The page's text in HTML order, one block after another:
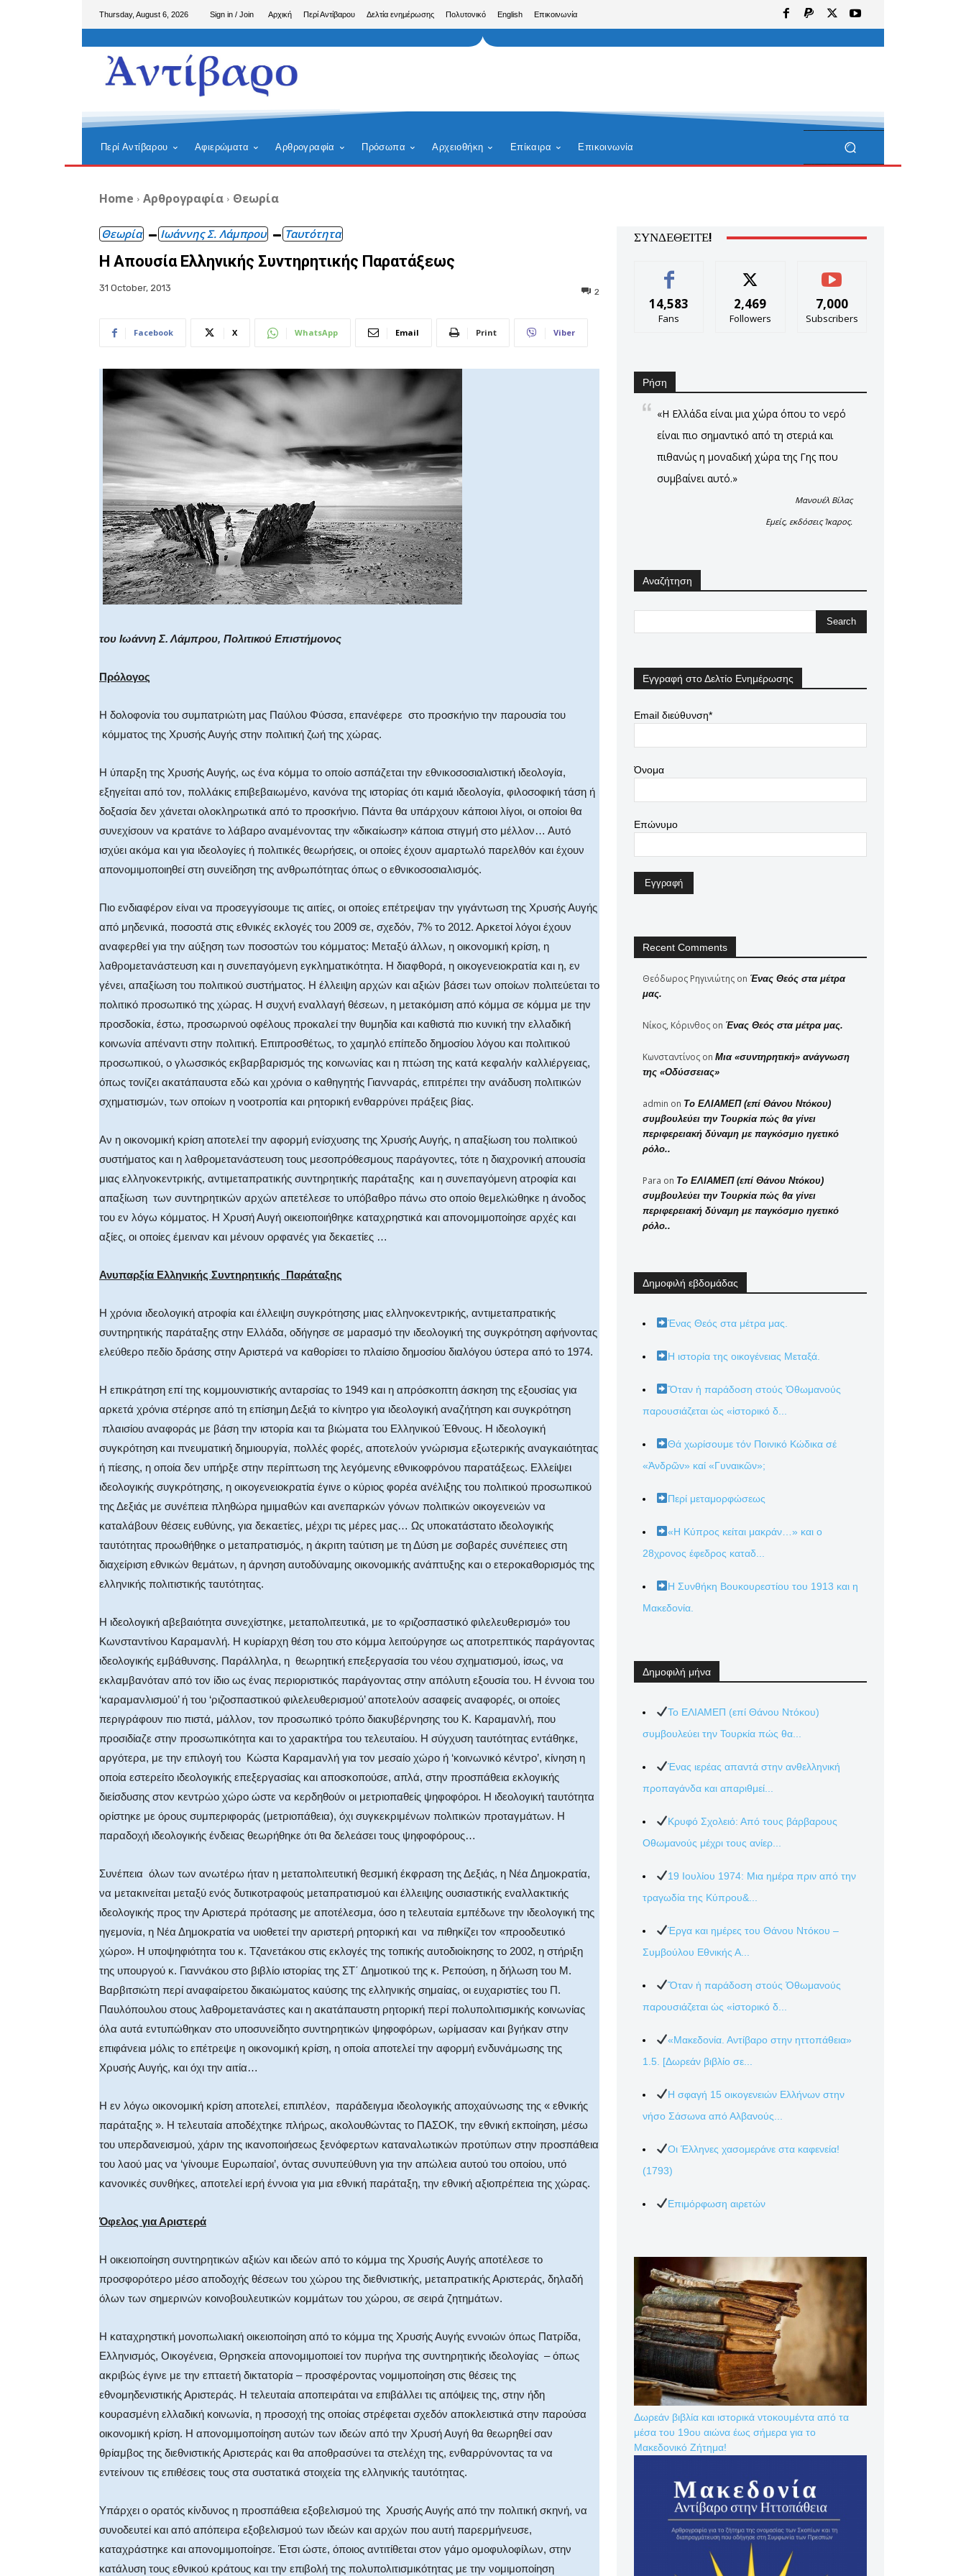
Thursday, August 6, 2026 Sign in / Join Αρχική Περί Αντίβαρου Δελτία ενημέρωσης Πολυτονικό English Επικοινωνία
Περί Αντίβαρου Αφιερώματα Αρθρογραφία Πρόσωπα Αρχειοθήκη Επίκαιρα Επικοινωνία
Home Αρθρογραφία Θεωρία
Θεωρία Ιωάννης Σ. Λάμπρου Ταυτότητα
Η Απουσία Ελληνικής Συντηρητικής Παρατάξεως
31 October, 2013 2
Facebook X WhatsApp Email Print Viber
του Ιωάννη Σ. Λάμπρου, Πολιτικού Επιστήμονος
Πρόλογος
Η δολοφονία του συμπατριώτη μας Παύλου Φύσσα, επανέφερε στο προσκήνιο την παρουσία του
κόμματος της Χρυσής Αυγής στην πολιτική ζωή της χώρας.
Η ύπαρξη της Χρυσής Αυγής, ως ένα κόμμα το οποίο ασπάζεται την εθνικοσοσιαλιστική ιδεολογία,
εξηγείται από τον, πολλάκις επιβεβαιωμένο, κανόνα της ιστορίας ότι καμιά ιδεολογία, φιλοσοφική τάση ή
δοξασία δεν χάνεται ολοκληρωτικά από το προσκήνιο. Πάντα θα υπάρχουν κάποιοι λίγοι, οι οποίοι θα
συνεχίσουν να κρατάνε το λάβαρο αναμένοντας την «δικαίωση» κάποια στιγμή στο μέλλον… Αυτό
ισχύει ακόμα και για ιδεολογίες ή πολιτικές θεωρήσεις, οι οποίες έχουν αμαρτωλό παρελθόν και έχουν
απονομιμοποιηθεί στη συνείδηση της ανθρωπότητας όπως ο εθνικοσοσιαλισμός.
Πιο ενδιαφέρον είναι να προσεγγίσουμε τις αιτίες, οι οποίες επέτρεψαν την γιγάντωση της Χρυσής Αυγής
από μηδενικά, ποσοστά στις εθνικές εκλογές του 2009 σε, σχεδόν, 7% το 2012. Αρκετοί λόγοι έχουν
αναφερθεί για την αύξηση των ποσοστών του κόμματος: Μεταξύ άλλων, η οικονομική κρίση, η
λαθρομετανάστευση και η συνεπαγόμενη εγκληματικότητα. Η διαφθορά, η οικογενειοκρατία και η, εν
γένει, απαξίωση του πολιτικού συστήματος. Η έλλειψη αρχών και αξιών βάσει των οποίων πολιτεύεται το
πολιτικό προσωπικό της χώρας. Η συχνή εναλλαγή θέσεων, η μετακόμιση από κόμμα σε κόμμα με την
προσδοκία, έστω, προσωρινού οφέλους προκαλεί την θυμηδία και καθιστά πιο κυνική την ελλαδική
κοινωνία απέναντι στην πολιτική. Επιπροσθέτως, το χαμηλό επίπεδο δημοσίου λόγου και πολιτικού
προσωπικού, ο γλωσσικός εκβαρβαρισμός της κοινωνίας και η πτώση της κατά κεφαλήν καλλιέργειας,
όπως τονίζει ακατάπαυστα εδώ και χρόνια ο καθηγητής Γιανναράς, επιτρέπει την ανάδυση πολιτικών
σχηματισμών, των οποίων η νοοτροπία και ρητορική ενθαρρύνει πράξεις βίας.
Αν η οικονομική κρίση αποτελεί την αφορμή ενίσχυσης της Χρυσής Αυγής, η απαξίωση του πολιτικού
συστήματος και η λαθρομετανάστευση τους μεσοπρόθεσμους παράγοντες, τότε η διαχρονική απουσία
μιας ελληνοκεντρικής, αντιμεταπρατικής συντηρητικής παράταξης και η συνεπαγόμενη ατροφία και
απαξίωση των συντηρητικών αρχών απετέλεσε το υπόβαθρο πάνω στο οποίο θεμελιώθηκε η άνοδος
του εν λόγω κόμματος. Η Χρυσή Αυγή οικειοποιήθηκε καταχρηστικά και απονομιμοποίησε αρχές και
αξίες, οι οποίες έμειναν και μένουν ορφανές για δεκαετίες …
Ανυπαρξία Ελληνικής Συντηρητικής Παράταξης
Η χρόνια ιδεολογική ατροφία και έλλειψη συγκρότησης μιας ελληνοκεντρικής, αντιμεταπρατικής
συντηρητικής παράταξης στην Ελλάδα, οδήγησε σε μαρασμό την ιδεολογική της συγκρότηση αφήνοντας
ελεύθερο πεδίο δράσης στην Αριστερά να καθορίσει το πλαίσιο δημοσίου διαλόγου ύστερα από το 1974.
Η επικράτηση επί της κομμουνιστικής ανταρσίας το 1949 και η απρόσκοπτη άσκηση της εξουσίας για
αρκετά χρόνια στέρησε από τη επίσημη Δεξιά το κίνητρο για ιδεολογική αναζήτηση και συγκρότηση
πλαισίου αναφοράς με βάση την ιστορία και τα βιώματα του Ελληνικού Έθνους. Η ιδεολογική
συγκρότηση και πνευματική δημιουργία, πολλές φορές, αποτελούν γνώρισμα εξωτερικής αναγκαιότητας
ή πίεσης, η οποία δεν υπήρξε στην περίπτωση της λεγόμενης εθνικοφρόνου παρατάξεως. Ελλείψει
ιδεολογικής συγκρότησης, η οικογενειοκρατία έγινε ο κύριος φορέα ανέλιξης του πολιτικού προσωπικού
της Δεξιάς με συνέπεια πληθώρα ημιμαθών και ανεπαρκών γόνων πολιτικών οικογενειών να
καταλάβουν θέσεις ευθύνης, για δεκαετίες, μέχρι τις μέρες μας… Ως υποκατάστατο ιδεολογικής
ταυτότητας προωθήθηκε ο μεταπρατισμός, η άκριτη ταύτιση με τη Δύση με σοβαρές συνέπειες στη
διαχείριση εθνικών θεμάτων, η άρνηση αυτοδύναμης οικονομικής ανάπτυξης και ο ετεροκαθορισμός της
ελληνικής πολιτιστικής ταυτότητας.
Η ιδεολογική αβεβαιότητα συνεχίστηκε, μεταπολιτευτικά, με το «ριζοσπαστικό φιλελευθερισμό» του
Κωνσταντίνου Καραμανλή. Η κυρίαρχη θέση του στο κόμμα λειτούργησε ως αποτρεπτικός παράγοντας
ιδεολογικής εμβάθυνσης. Παράλληλα, η θεωρητική επεξεργασία του νέου σχηματισμού, ίσως, να
εκλαμβανόταν από τον ίδιο ως ένας περιοριστικός παράγοντας στην απόλυτη εξουσία του. Η έννοια του
‘καραμανλισμού’ ή του ‘ριζοσπαστικού φιλελευθερισμού’ αποτελούν ασαφείς αναφορές, οι οποίες
περιγράφουν πιο πιστά, μάλλον, τον προσωπικό τρόπο διακυβέρνησης του Κ. Καραμανλή, που
προσιδίαζε στην προσωπικότητα και το χαρακτήρα του τελευταίου. Η σύγχυση ταυτότητας εντάθηκε,
αργότερα, με την επιλογή του Κώστα Καραμανλή για τον μεσαίο χώρο ή ‘κοινωνικό κέντρο’, κίνηση η
οποία εστερείτο ιδεολογικής επεξεργασίας και αποσκοπούσε, απλά, στην προσπάθεια εκλογικής
διείσδυσης στον κεντρώο χώρο ώστε να κερδηθούν οι μετριοπαθείς ψηφοφόροι. Η ιδεολογική ταυτότητα
ορίστηκε με όρους συμπεριφοράς (μετριοπάθεια), όχι συγκεκριμένων πολιτικών προταγμάτων. Η
παραδοχή ιδεολογικής ένδειας θεωρήθηκε ότι θα δελεάσει τους ψηφοφόρους…
Συνέπεια όλων των ανωτέρω ήταν η μεταπολιτευτική θεσμική έκφραση της Δεξιάς, η Νέα Δημοκρατία,
να μετακινείται μεταξύ ενός δυτικοτραφούς μεταπρατισμού και έλλειψης ουσιαστικής εναλλακτικής
ιδεολογικής προς την Αριστερά πρότασης με αποτέλεσμα, όσο η τελευταία εμπέδωνε την ιδεολογική της
ηγεμονία, η Νέα Δημοκρατία να υιοθετεί την αριστερή ρητορική και να πιθηκίζει τον «προοδευτικό
χώρο». Η υποψηφιότητα του κ. Τζανετάκου στις εκλογές της τοπικής αυτοδιοίκησης το 2002, η στήριξη
της υπουργού κ. Γιαννάκου στο βιβλίο ιστορίας της ΣΤ΄ Δημοτικού της κ. Ρεπούση, η δήλωση του Μ.
Βαρβιτσιώτη περί αναφαίρετου δικαιώματος καύσης της ελληνικής σημαίας, οι ευχαριστίες του Π.
Παυλόπουλου στους λαθρομετανάστες και η ακατάπαυστη ρητορική περί πολυπολιτισμικής κοινωνίας
όλα αυτά εντυπώθηκαν στο υποσυνείδητο συντηρητικών ψηφοφόρων, ωρίμασαν και βγήκαν στην
επιφάνεια μόλις το επέτρεψε η οικονομική κρίση, η οποία αποτελεί την αφορμή ενδυνάμωσης της
Χρυσής Αυγής, και όχι την αιτία…
Η εν λόγω οικονομική κρίση αποτελεί, επιπλέον, παράδειγμα ιδεολογικής αποχαύνωσης της « εθνικής
παράταξης ». Η τελευταία αποδέχτηκε πλήρως, ακολουθώντας το ΠΑΣΟΚ, την εθνική εκποίηση, μέσω
του υπερδανεισμού, χάριν της ικανοποιήσεως ξενόφερτων καταναλωτικών προτύπων στην προσπάθεια
του λαού μας να ‘γίνουμε Ευρωπαίοι’, όντας συνυπεύθυνη για την απώλεια αυτού του οποίου, υπό
κανονικές συνθήκες, αποτελεί ιερή έννοια για μια εθνική παράταξη, την εθνική αξιοπρέπεια της χώρας.
Όφελος για Αριστερά
Η οικειοποίηση συντηρητικών αξιών και ιδεών από το κόμμα της Χρυσής Αυγής αποτέλεσε το
προσφορότερο μέσο αποδοχής θέσεων του χώρου της διεθνιστικής, μεταπρατικής Αριστεράς, δηλαδή
όλων των σημερινών κοινοβουλευτικών κομμάτων του χώρου, σε σειρά ζητημάτων.
Η καταχρηστική μονοπωλιακή οικειοποίηση από το κόμμα της Χρυσής Αυγής εννοιών όπως Πατρίδα,
Ελληνισμός, Οικογένεια, Θρησκεία απονομιμοποιεί τον πυρήνα της συντηρητικής ιδεολογίας – όπως
ακριβώς έγινε με την επταετή δικτατορία – προσφέροντας νομιμοποίηση στις θέσεις της
εθνομηδενιστικής Αριστεράς. Η τελευταία αποπειράται να επιβάλλει τις απόψεις της, στην ήδη
κουρασμένη ελλαδική κοινωνία, η προσοχή της οποίας στρέφεται σχεδόν αποκλειστικά στην παρούσα
οικονομική κρίση. Η απονομιμοποίηση αυτών των ιδεών από την Χρυσή Αυγή θα θεωρηθεί σαν
θρίαμβος της διεθνιστικής Αριστεράς και θα αποθρασύνει τα στελέχη της, ενθαρρύνοντας τα να
εντείνουν τις επιθέσεις τους στα συστατικά στοιχεία της ελληνικής ταυτότητας.
Υπάρχει ο ορατός κίνδυνος η προσπάθεια εξοβελισμού της Χρυσής Αυγής από την πολιτική σκηνή, να
συνοδευτεί και από απόπειρα εξοβελισμού των ιδεών και αρχών που αυτή παρερμήνευσε,
καταχράστηκε και απονομιμοποίησε. Έτσι ώστε, όποιος αντιτίθεται στον γάμο ομοφυλοφίλων, στην
κατάλυση τους εθνικού κράτους και την επιβολή της πολυπολιτισμικότητας με την νομιμοποίηση
ΣΥΝΔΕΘΕΊΤΕ!
14,583
Fans
2,469
Followers
7,000
Subscribers
Ρήση
«Η Ελλάδα είναι μια χώρα όπου το νερό
είναι πιο σημαντικό από τη στεριά και
πιθανώς η μοναδική χώρα της Γης που
συμβαίνει αυτό.»
Μανουέλ Βίλας
Εμείς, εκδόσεις Ίκαρος.
Αναζήτηση
Εγγραφή στο Δελτίο Ενημέρωσης
Email διεύθυνση*
Όνομα
Επώνυμο
Recent Comments
Θεόδωρος Ρηγινιώτης on Ένας Θεός στα μέτρα
μας.
Νίκος, Κόρινθος on Ένας Θεός στα μέτρα μας.
Κωνσταντίνος on Μια «συντηρητική» ανάγνωση
της «Οδύσσειας»
admin on Το ΕΛΙΑΜΕΠ (επί Θάνου Ντόκου)
συμβουλεύει την Τουρκία πώς θα γίνει
περιφερειακή δύναμη με παγκόσμιο ηγετικό
ρόλο..
Para on Το ΕΛΙΑΜΕΠ (επί Θάνου Ντόκου)
συμβουλεύει την Τουρκία πώς θα γίνει
περιφερειακή δύναμη με παγκόσμιο ηγετικό
ρόλο..
Δημοφιλή εβδομάδας
Ένας Θεός στα μέτρα μας.
Η ιστορία της οικογένειας Μεταξά.
Ὅταν ἡ παράδοση στούς Ὀθωμανούς
παρουσιάζεται ὡς «ἱστορικό δ...
Θά χωρίσουμε τόν Ποινικό Κώδικα σέ
«Ἀνδρῶν» καί «Γυναικῶν»;
Περί μεταμορφώσεως
«Η Κύπρος κείται μακράν…» και ο
28χρονος έφεδρος καταδ...
Η Συνθήκη Βουκουρεστίου του 1913 και η
Μακεδονία.
Δημοφιλή μήνα
Το ΕΛΙΑΜΕΠ (επί Θάνου Ντόκου)
συμβουλεύει την Τουρκία πώς θα...
Ένας ιερέας απαντά στην ανθελληνική
προπαγάνδα και απαριθμεί...
Κρυφό Σχολειό: Από τους βάρβαρους
Οθωμανούς μέχρι τους ανίερ...
19 Ιουλίου 1974: Μια ημέρα πριν από την
τραγωδία της Κύπρου&...
Έργα και ημέρες του Θάνου Ντόκου –
Συμβούλου Εθνικής Α...
Ὅταν ἡ παράδοση στούς Ὀθωμανούς
παρουσιάζεται ὡς «ἱστορικό δ...
«Μακεδονία. Αντίβαρο στην ηττοπάθεια»
1.5. [Δωρεάν βιβλίο σε...
Η σφαγή 15 οικογενειών Ελλήνων στην
νήσο Σάσωνα από Αλβανούς...
Οι Έλληνες χασομεράνε στα καφενεία!
(1793)
Επιμόρφωση αιρετών
Δωρεάν βιβλία και ιστορικά ντοκουμέντα από τα
μέσα του 19ου αιώνα έως σήμερα για το
Μακεδονικό Ζήτημα!